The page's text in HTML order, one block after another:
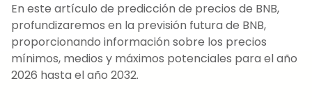
En este artículo de predicción de precios de BNB,
profundizaremos en la previsión futura de BNB,
proporcionando información sobre los precios
mínimos, medios y máximos potenciales para el año
2026 hasta el año 2032.